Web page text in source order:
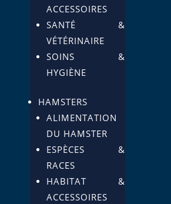
ACCESSOIRES
SANTÉ &
VÉTÉRINAIRE
SOINS &
HYGIÈNE
HAMSTERS
ALIMENTATION
DU HAMSTER
ESPÈCES &
RACES
HABITAT &
ACCESSOIRES